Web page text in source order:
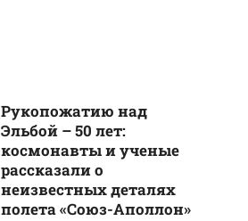
Рукопожатию над
Эльбой – 50 лет:
космонавты и ученые
рассказали о
неизвестных деталях
полета «Союз-Аполлон»